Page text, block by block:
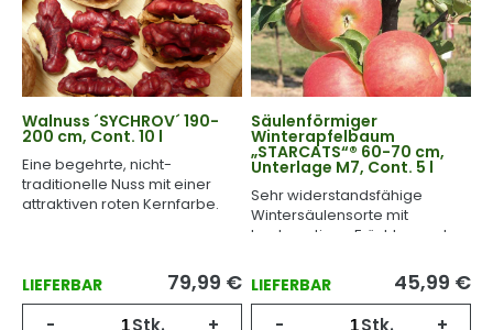
Walnuss ´SYCHROV´ 190-
200 cm, Cont. 10 l
Eine begehrte, nicht-
traditionelle Nuss mit einer
attraktiven roten Kernfarbe.
LIEFERBAR 79,99 €
- Stk. +
Säulenförmiger
Winterapfelbaum
„STARCATS“® 60-70 cm,
Unterlage M7, Cont. 5 l
Sehr widerstandsfähige
Wintersäulensorte mit
hochwertigen Früchten und
LIEFERBAR 45,99 €
- Stk. +